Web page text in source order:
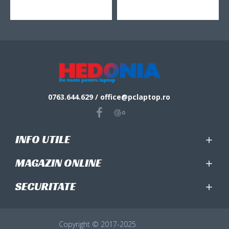
0763.644.629 / office@pclaptop.ro
INFO UTILE
MAGAZIN ONLINE
SECURITATE
Copyright © 2017-2025